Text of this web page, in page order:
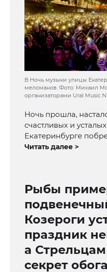
В Ночь музыки улицы
меломанов. Фото: Михаил
организаторами Ural Music
Ночь прошла,
счастливых и
Екатеринбурге
Читать далее >
Рыбы
Козероги
праздник
а
секрет